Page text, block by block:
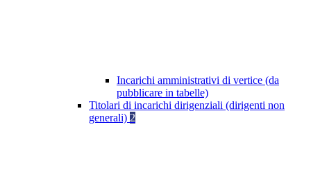
Incarichi amministrativi di vertice (da
pubblicare in tabelle)
Titolari di incarichi dirigenziali (dirigenti non
generali) 2